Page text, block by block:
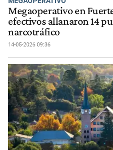
Megaoperativo en
efectivos allanaron 14
narcotráfico
14-05-2026 09:36